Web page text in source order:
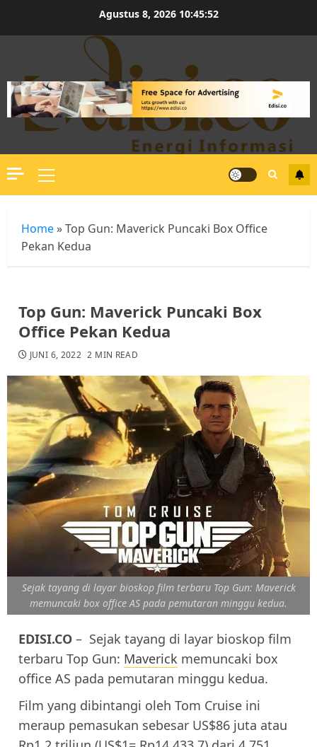
Agustus 8, 2026 10:45:52
Primary
Menu
Home »Top Gun: Maverick Puncaki Box Office
Pekan Kedua
Top Gun: Maverick Puncaki Box
Office Pekan Kedua
JUNI 6, 2022 2 MIN READ
Sejak tayang di layar bioskop film terbaru Top Gun: Maverick
memuncaki box office AS pada pemutaran minggu kedua.
EDISI.CO – Sejak tayang di layar bioskop film
terbaru Top Gun: Maverick memuncaki box
office AS pada pemutaran minggu kedua.
Film yang dibintangi oleh Tom Cruise ini
meraup pemasukan sebesar US$86 juta atau